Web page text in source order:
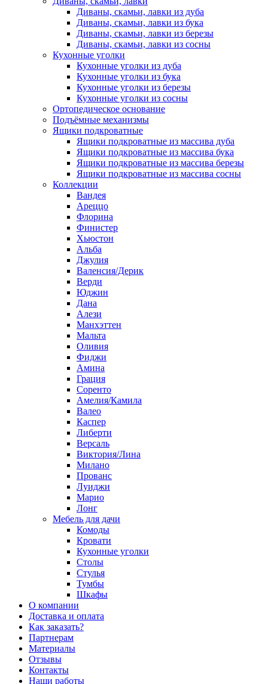
Диваны, скамьи, лавки из дуба
Диваны, скамьи, лавки из бука
Диваны, скамьи, лавки из березы
Диваны, скамьи, лавки из сосны
Кухонные уголки
Кухонные уголки из дуба
Кухонные уголки из бука
Кухонные уголки из березы
Кухонные уголки из сосны
Ортопедическое основание
Подъёмные механизмы
Ящики подкроватные
Ящики подкроватные из массива дуба
Ящики подкроватные из массива бука
Ящики подкроватные из массива березы
Ящики подкроватные из массива сосны
Коллекции
Вандея
Ареццо
Флорина
Финистер
Хьюстон
Альба
Джулия
Валенсия/Дерик
Верди
Юджин
Дана
Алези
Манхэттен
Мальта
Оливия
Фиджи
Амина
Грация
Соренто
Амелия/Камила
Валео
Каспер
Либерти
Версаль
Виктория/Лина
Милано
Прованс
Луиджи
Марио
Лонг
Мебель для дачи
Комоды
Кровати
Кухонные уголки
Столы
Стулья
Тумбы
Шкафы
О компании
Доставка и оплата
Как заказать?
Партнерам
Материалы
Отзывы
Контакты
Наши работы